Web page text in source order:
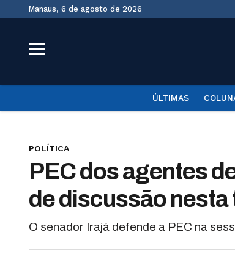
Manaus, 6 de agosto de 2026
ÚLTIMAS
POLÍTICA
PEC dos agentes
de discussão nesta
O senador Irajá defende a PEC na